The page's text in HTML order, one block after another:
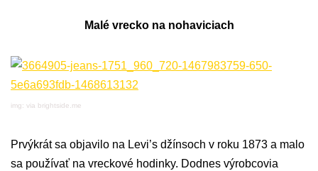
Malé vrecko na nohaviciach
img: via brightside.me
Prvýkrát sa objavilo na Levi’s džínsoch v roku 1873 a malo
sa používať na vreckové hodinky. Dodnes výrobcovia